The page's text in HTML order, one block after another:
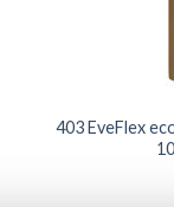
403 EveFlex